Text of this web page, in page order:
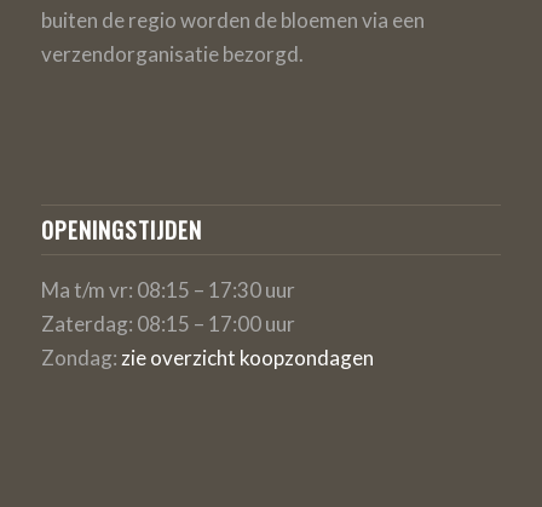
buiten de regio worden de bloemen via een
verzendorganisatie bezorgd.
OPENINGSTIJDEN
Ma t/m vr: 08:15 – 17:30 uur
Zaterdag: 08:15 – 17:00 uur
Zondag: zie overzicht koopzondagen